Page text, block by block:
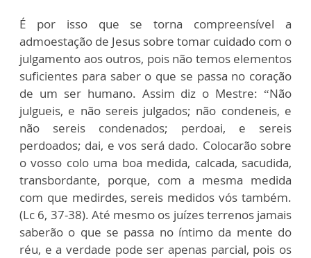
É por isso que se torna compreensível a
admoestação de Jesus sobre tomar cuidado com o
julgamento aos outros, pois não temos elementos
suficientes para saber o que se passa no coração
de um ser humano. Assim diz o Mestre: “Não
julgueis, e não sereis julgados; não condeneis, e
não sereis condenados; perdoai, e sereis
perdoados; dai, e vos será dado. Colocarão sobre
o vosso colo uma boa medida, calcada, sacudida,
transbordante, porque, com a mesma medida
com que medirdes, sereis medidos vós também.
(Lc 6, 37-38). Até mesmo os juízes terrenos jamais
saberão o que se passa no íntimo da mente do
réu, e a verdade pode ser apenas parcial, pois os